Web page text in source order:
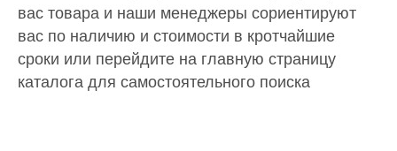
вас товара и наши менеджеры сориентируют
вас по наличию и стоимости в кротчайшие
сроки или перейдите на главную страницу
каталога для самостоятельного поиска